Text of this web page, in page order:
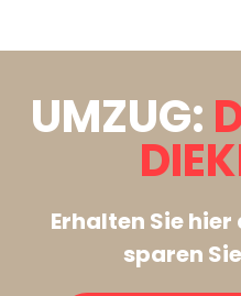
UMZUG:
Erhalten Sie hier
sparen